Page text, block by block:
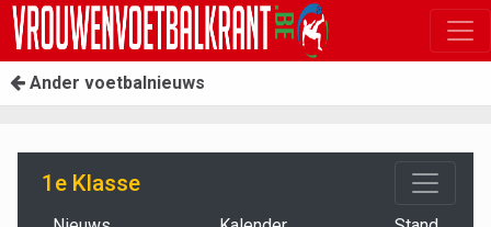
Ander voetbalnieuws
1e Klasse